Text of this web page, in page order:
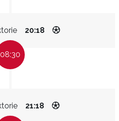
20:18
08:30
21:18